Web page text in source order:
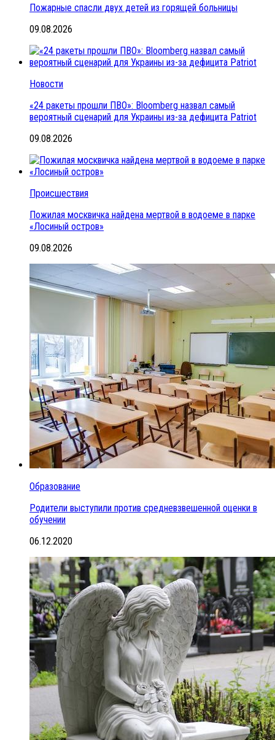
Пожарные спасли двух детей из горящей больницы
09.08.2026
Новости
«24 ракеты прошли ПВО»: Bloomberg назвал самый
вероятный сценарий для Украины из-за дефицита Patriot
09.08.2026
Происшествия
Пожилая москвичка найдена мертвой в водоеме в парке
«Лосиный остров»
09.08.2026
Образование
Родители выступили против средневзвешенной оценки в
обучении
06.12.2020